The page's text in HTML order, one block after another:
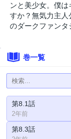
ンと美少女。僕
すか？無気力主
のダークファン
巻一覧
第8.1話
2年前
第8.3話